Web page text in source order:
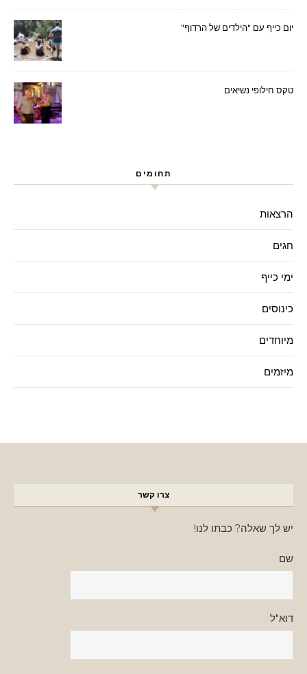
יום כייף עם "הילדים של הרדוף"
טקס חילופי נשיאים
תחומים
הרצאות
חגים
ימי כייף
כינוסים
מיוחדים
מיזמים
צרו קשר
יש לך שאלה? כבתו לנו!
שם
דוא"ל